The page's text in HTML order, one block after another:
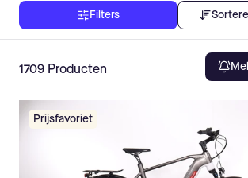
Filters
1709 Producten
Prijsfavoriet